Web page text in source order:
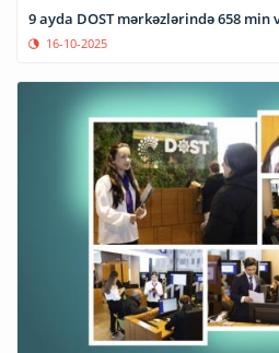
9 ayda DOST mərkəzlərində 658
16-10-2025